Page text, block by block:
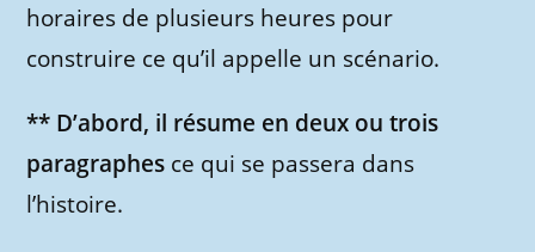
horaires de plusieurs heures pour
construire ce qu’il appelle un scénario.
** D’abord, il résume en deux ou trois
paragraphes ce qui se passera dans
l’histoire.